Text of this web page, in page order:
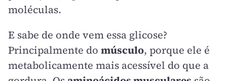
moléculas.
E sabe de onde vem essa glicose?
Principalmente do músculo, porque ele é
metabolicamente mais acessível do que a